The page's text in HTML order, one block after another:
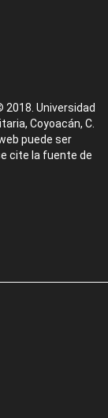
2018. Universidad
Coyoacán, C.
puede ser
cite la fuente de